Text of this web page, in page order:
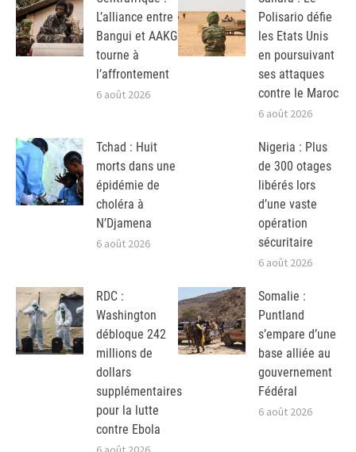
L’alliance entre
Bangui et AAKG
tourne à
l’affrontement
6 août 2026
Polisario défie
les Etats Unis
en poursuivant
ses attaques
contre le Maroc
6 août 2026
Tchad : Huit
morts dans une
épidémie de
choléra à
N’Djamena
6 août 2026
Nigeria : Plus
de 300 otages
libérés lors
d’une vaste
opération
sécuritaire
6 août 2026
RDC :
Washington
débloque 242
millions de
dollars
supplémentaires
pour la lutte
contre Ebola
Somalie :
Puntland
s’empare d’une
base alliée au
gouvernement
Fédéral
6 août 2026